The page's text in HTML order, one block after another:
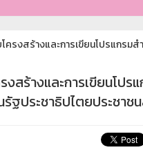
รงสร้างและการเขียนโปรแกรมส
สร้างและการเขียนโปร
ประชาธิปไตยประชาช